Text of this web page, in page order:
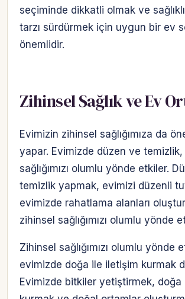
seçiminde dikkatli olmak ve
tarzı sürdürmek için uygun bir ev
önemlidir.
Zihinsel Sağlık ve Ev
Evimizin zihinsel sağlığımıza da
yapar. Evimizde düzen ve temizlik,
sağlığımızı olumlu yönde etkiler.
temizlik yapmak, evimizi düzenli
evimizde rahatlama alanları
zihinsel sağlığımızı olumlu yönde
Zihinsel sağlığımızı olumlu yönde
evimizde doğa ile iletişim kurmak
Evimizde bitkiler yetiştirmek, doğa